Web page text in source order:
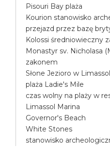
Pisouri Bay plaża
Kourion stanowisko
przejazd przez bazę
Kolossi średniowieczny
Monastyr sv. Nicholasa
zakonem
Słone Jezioro w Limassol
plaża Ladie's Mile
czas wolny na plaży w
Limassol Marina
Governor's Beach
White Stones
stanowisko